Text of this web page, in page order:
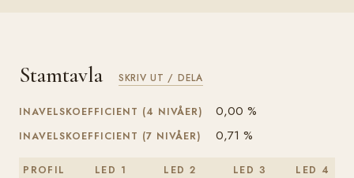
Stamtavla SKRIV UT / DELA
INAVELSKOEFFICIENT (4 NIVÅER) 0,00 %
INAVELSKOEFFICIENT (7 NIVÅER) 0,71 %
PROFIL LED 1 LED 2 LED 3 LED 4